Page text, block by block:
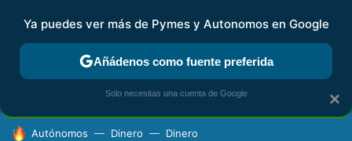
FISCALIDAD Y CONTABILIDAD KIT DIGITAL RENTA
HOY SE HABLA DE
Autónomos Dinero Dinero
×
Ya puedes ver más de Pymes y Autonomos en Google
Añádenos como fuente preferida
Solo necesitas una cuenta de Google